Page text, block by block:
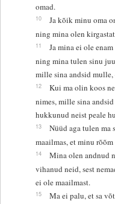
omad.
10
Ja kõik minu oma
ning mina olen
11
Ja mina ei ole
ning mina tulen sinu
mille sina andsid
12
Kui ma olin koos
nimes, mille sina
hukkunud neist peale
13
Nüüd aga tulen ma
maailmas, et minu
14
Mina olen andnud
vihanud neid, sest
ei ole maailmast.
15
Ma ei palu, et sa